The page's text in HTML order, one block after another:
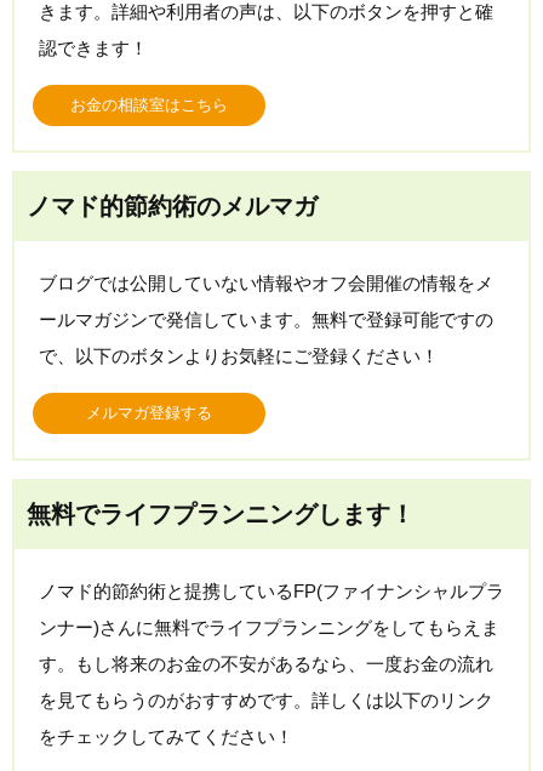
きます。詳細や利用者の声は、以下のボタンを押すと確
認できます！
お金の相談室はこちら
ノマド的節約術のメルマガ
ブログでは公開していない情報やオフ会開催の情報をメ
ールマガジンで発信しています。無料で登録可能ですの
で、以下のボタンよりお気軽にご登録ください！
メルマガ登録する
無料でライフプランニングします！
ノマド的節約術と提携しているFP(ファイナンシャルプラ
ンナー)さんに無料でライフプランニングをしてもらえま
す。もし将来のお金の不安があるなら、一度お金の流れ
を見てもらうのがおすすめです。詳しくは以下のリンク
をチェックしてみてください！